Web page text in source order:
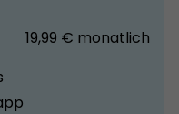
19,99 € monatlich